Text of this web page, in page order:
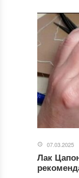
Отправляя
персональных
07.03.2025
Лак